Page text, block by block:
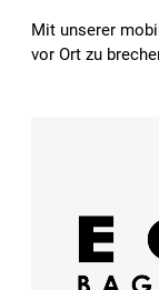
Mit unserer
vor Ort zu